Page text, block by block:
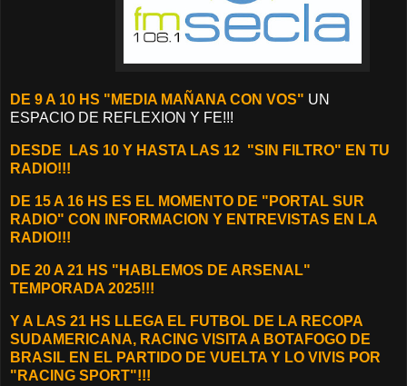
DE 9 A 10 HS "MEDIA MAÑANA CON VOS" UN
ESPACIO DE REFLEXION Y FE!!!
DESDE
LAS 10 Y HASTA LAS 12 "SIN FILTRO" EN TU
RADIO!!!
DE 15 A 16 HS ES EL MOMENTO DE "PORTAL SUR
RADIO" CON INFORMACION Y ENTREVISTAS EN LA
RADIO!!!
DE 20 A 21 HS "HABLEMOS DE ARSENAL"
TEMPORADA 2025!!!
Y A LAS 21 HS LLEGA EL FUTBOL DE LA RECOPA
SUDAMERICANA, RACING VISITA A BOTAFOGO DE
BRASIL EN EL PARTIDO DE VUELTA Y LO VIVIS POR
"RACING SPORT"!!!